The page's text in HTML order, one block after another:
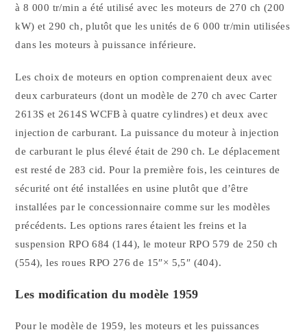
à 8 000 tr/min a été utilisé avec les moteurs de 270 ch (200
kW) et 290 ch, plutôt que les unités de 6 000 tr/min utilisées
dans les moteurs à puissance inférieure.
Les choix de moteurs en option comprenaient deux avec
deux carburateurs (dont un modèle de 270 ch avec Carter
2613S et 2614S WCFB à quatre cylindres) et deux avec
injection de carburant. La puissance du moteur à injection
de carburant le plus élevé était de 290 ch. Le déplacement
est resté de 283 cid. Pour la première fois, les ceintures de
sécurité ont été installées en usine plutôt que d’être
installées par le concessionnaire comme sur les modèles
précédents. Les options rares étaient les freins et la
suspension RPO 684 (144), le moteur RPO 579 de 250 ch
(554), les roues RPO 276 de 15″× 5,5″ (404).
Les modification du modèle 1959
Pour le modèle de 1959, les moteurs et les puissances